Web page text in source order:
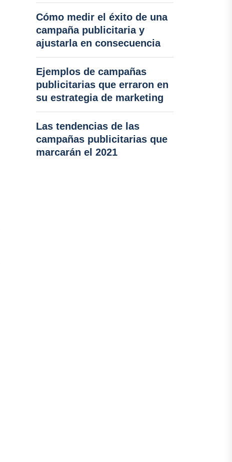
Cómo medir el éxito de una
campaña publicitaria y
ajustarla en consecuencia
Ejemplos de campañas
publicitarias que erraron en
su estrategia de marketing
Las tendencias de las
campañas publicitarias que
marcarán el 2021